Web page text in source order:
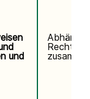
und